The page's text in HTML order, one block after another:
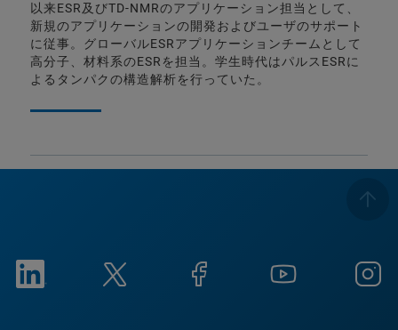
以来ESR及びTD-NMRのアプリケーション担当として、
新規のアプリケーションの開発およびユーザのサポート
に従事。グローバルESRアプリケーションチームとして
高分子、材料系のESRを担当。学生時代はパルスESRに
よるタンパクの構造解析を行っていた。